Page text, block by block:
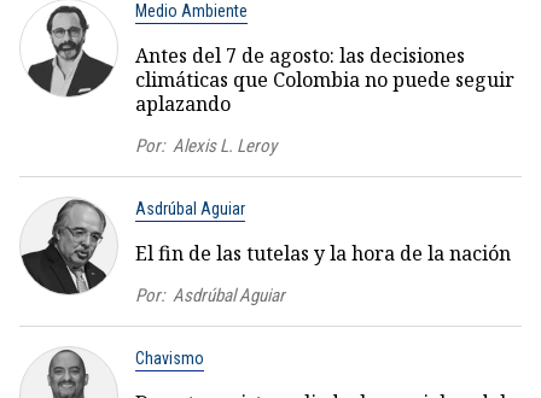
Medio Ambiente
Antes del 7 de agosto: las decisiones
climáticas que Colombia no puede seguir
aplazando
Por: Alexis L. Leroy
Asdrúbal Aguiar
El fin de las tutelas y la hora de la nación
Por: Asdrúbal Aguiar
Chavismo